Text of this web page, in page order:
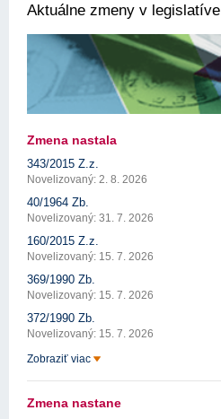
Aktuálne zmeny v legislatíve
Zmena nastala
343/2015 Z.z.
Novelizovaný: 2. 8. 2026
40/1964 Zb.
Novelizovaný: 31. 7. 2026
160/2015 Z.z.
Novelizovaný: 15. 7. 2026
369/1990 Zb.
Novelizovaný: 15. 7. 2026
372/1990 Zb.
Novelizovaný: 15. 7. 2026
Zobraziť viac
Zmena nastane